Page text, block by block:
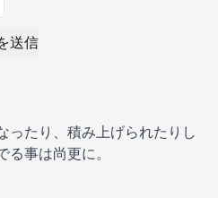
送信
ったり、積み上げられたりし
る事は尚更に。